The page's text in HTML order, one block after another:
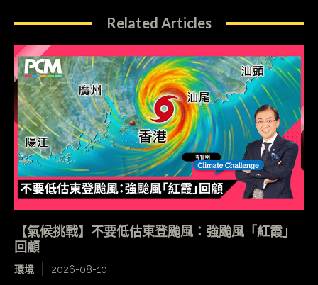
Related Articles
【氣候挑戰】不要低估東登颱風：強颱風「紅霞」
回顧
環境 2026-08-10